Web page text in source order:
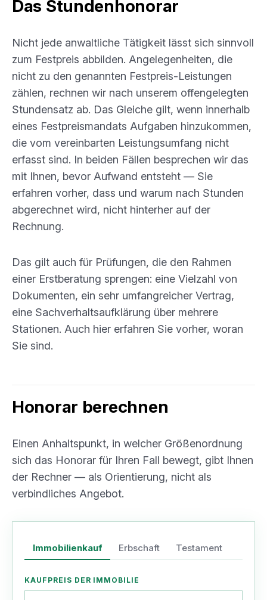
Das Stundenhonorar
Nicht jede anwaltliche Tätigkeit lässt sich sinnvoll
zum Festpreis abbilden. Angelegenheiten, die
nicht zu den genannten Festpreis-Leistungen
zählen, rechnen wir nach unserem offengelegten
Stundensatz ab. Das Gleiche gilt, wenn innerhalb
eines Festpreismandats Aufgaben hinzukommen,
die vom vereinbarten Leistungsumfang nicht
erfasst sind. In beiden Fällen besprechen wir das
mit Ihnen, bevor Aufwand entsteht — Sie
erfahren vorher, dass und warum nach Stunden
abgerechnet wird, nicht hinterher auf der
Rechnung.
Das gilt auch für Prüfungen, die den Rahmen
einer Erstberatung sprengen: eine Vielzahl von
Dokumenten, ein sehr umfangreicher Vertrag,
eine Sachverhaltsaufklärung über mehrere
Stationen. Auch hier erfahren Sie vorher, woran
Sie sind.
Honorar berechnen
Einen Anhaltspunkt, in welcher Größenordnung
sich das Honorar für Ihren Fall bewegt, gibt Ihnen
der Rechner — als Orientierung, nicht als
verbindliches Angebot.
Immobilienkauf Erbschaft Testament
KAUFPREIS DER IMMOBILIE